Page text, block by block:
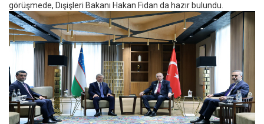
görüşmede, Dışişleri Bakanı Hakan Fidan da hazır bulundu.